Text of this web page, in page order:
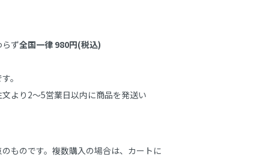
ず全国一律 980円(税込)
。
より2～5営業日以内に商品を発送い
ものです。複数購入の場合は、カートに